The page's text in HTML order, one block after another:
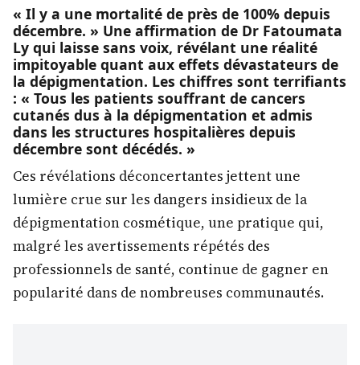
« Il y a une mortalité de près de 100% depuis
décembre. » Une affirmation de Dr Fatoumata
Ly qui laisse sans voix, révélant une réalité
impitoyable quant aux effets dévastateurs de
la dépigmentation. Les chiffres sont terrifiants
: « Tous les patients souffrant de cancers
cutanés dus à la dépigmentation et admis
dans les structures hospitalières depuis
décembre sont décédés. »
Ces révélations déconcertantes jettent une
lumière crue sur les dangers insidieux de la
dépigmentation cosmétique, une pratique qui,
malgré les avertissements répétés des
professionnels de santé, continue de gagner en
popularité dans de nombreuses communautés.